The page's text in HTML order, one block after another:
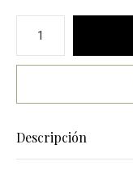
Descripción